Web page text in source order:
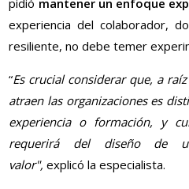
pidió mantener un enfoque
experiencia del colaborador,
resiliente, no debe temer
“Es crucial considerar que, a
atraen las organizaciones es
experiencia o formación, y
requerirá del diseño de
valor",explicó la especialista.